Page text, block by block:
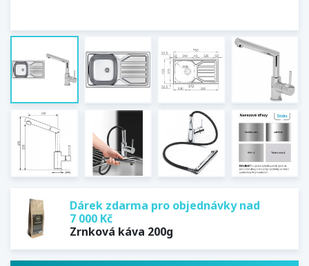
Dárek zdarma pro objednávky nad
7 000 Kč
Zrnková káva 200g